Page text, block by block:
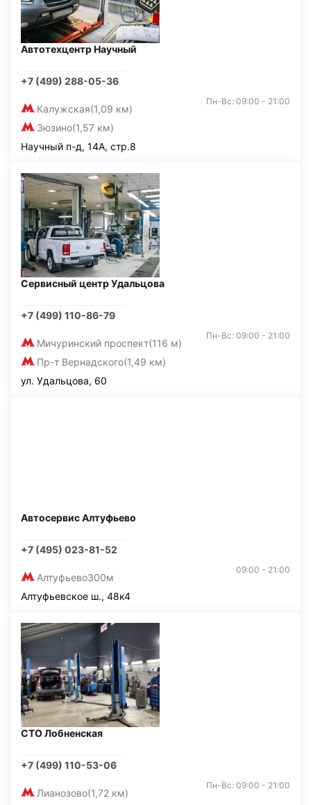
Автотехцентр Научный
+7 (499) 288-05-36
Калужская(1,09 км)
Зюзино(1,57 км)
Пн-Вс: 09:00 - 21:00
Научный п-д, 14А, стр.8
Сервисный центр Удальцова
+7 (499) 110-86-79
Мичуринский проспект(116 м)
Пр-т Вернадского(1,49 км)
Пн-Вс: 09:00 - 21:00
ул. Удальцова, 60
Автосервис Алтуфьево
+7 (495) 023-81-52
Алтуфьево300м
09:00 - 21:00
Алтуфьевское ш., 48к4
СТО Лобненская
+7 (499) 110-53-06
Лианозово(1,72 км)
Пн-Вс: 09:00 - 21:00